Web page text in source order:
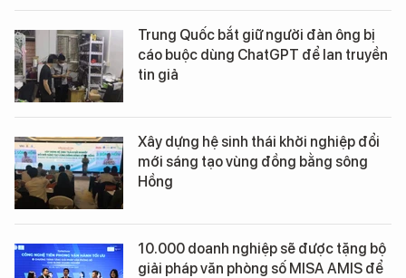
Trung Quốc bắt giữ người đàn ông bị
cáo buộc dùng ChatGPT để lan truyền
tin giả
Xây dựng hệ sinh thái khởi nghiệp đổi
mới sáng tạo vùng đồng bằng sông
Hồng
10.000 doanh nghiệp sẽ được tặng bộ
giải pháp văn phòng số MISA AMIS để